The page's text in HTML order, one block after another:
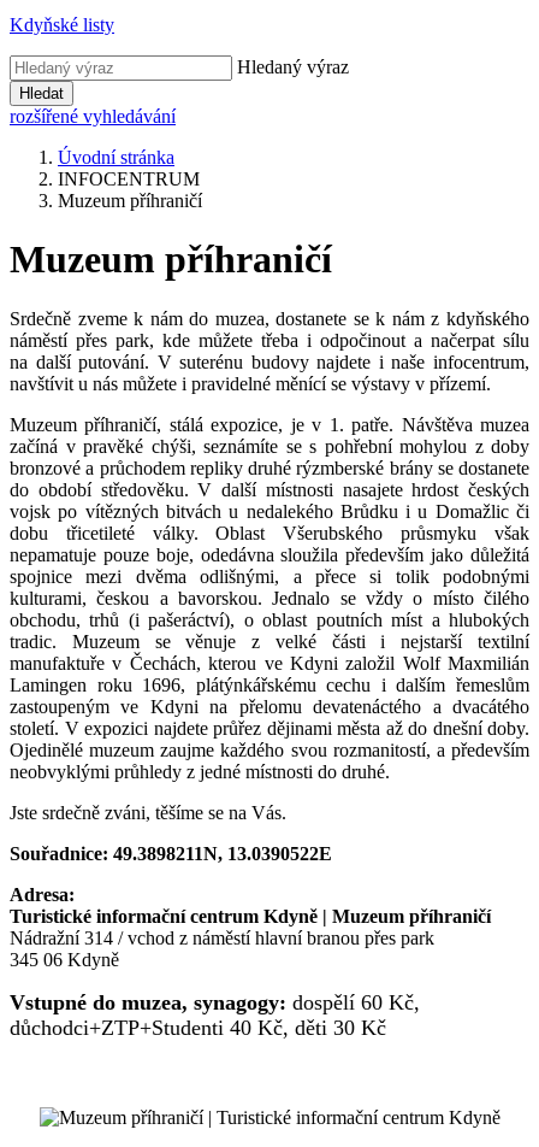
Kdyňské listy
Hledaný výraz
Hledat
rozšířené vyhledávání
Úvodní stránka
INFOCENTRUM
Muzeum příhraničí
Muzeum příhraničí
Srdečně zveme k nám do muzea, dostanete se k nám z kdyňského
náměstí přes park, kde můžete třeba i odpočinout a načerpat sílu
na další putování. V suterénu budovy najdete i naše infocentrum,
navštívit u nás můžete i pravidelné měnící se výstavy v přízemí.
Muzeum příhraničí, stálá expozice, je v 1. patře. Návštěva muzea
začíná v pravěké chýši, seznámíte se s pohřební mohylou z doby
bronzové a průchodem repliky druhé rýzmberské brány se dostanete
do období středověku. V další místnosti nasajete hrdost českých
vojsk po vítězných bitvách u nedalekého Brůdku i u Domažlic či
dobu třicetileté války. Oblast Všerubského průsmyku však
nepamatuje pouze boje, odedávna sloužila především jako důležitá
spojnice mezi dvěma odlišnými, a přece si tolik podobnými
kulturami, českou a bavorskou. Jednalo se vždy o místo čilého
obchodu, trhů (i pašeráctví), o oblast poutních míst a hlubokých
tradic. Muzeum se věnuje z velké části i nejstarší textilní
manufaktuře v Čechách, kterou ve Kdyni založil Wolf Maxmilián
Lamingen roku 1696, plátýnkářskému cechu i dalším řemeslům
zastoupeným ve Kdyni na přelomu devatenáctého a dvacátého
století. V expozici najdete průřez dějinami města až do dnešní doby.
Ojedinělé muzeum zaujme každého svou rozmanitostí, a především
neobvyklými průhledy z jedné místnosti do druhé.
Jste srdečně zváni, těšíme se na Vás.
Souřadnice: 49.3898211N, 13.0390522E
Adresa:
Turistické informační centrum Kdyně | Muzeum příhraničí
Nádražní 314 / vchod z náměstí hlavní branou přes park
345 06 Kdyně
Vstupné do muzea, synagogy: dospělí 60 Kč,
důchodci+ZTP+Studenti 40 Kč, děti 30 Kč